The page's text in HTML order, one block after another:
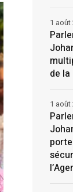
de la
1 août
1 août